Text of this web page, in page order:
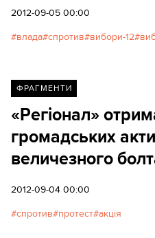
2012-09-05 00:00
влада спротив вибори-12
ФРАГМЕНТИ
«Регіонал»
громадських
величезного
2012-09-04 00:00
спротив протест акція